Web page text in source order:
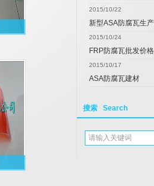
2015/10/22
新型ASA防腐瓦生
2015/10/24
FRP防腐瓦批发价格
2015/10/17
ASA防腐瓦建材
搜索 Search